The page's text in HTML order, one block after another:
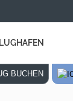
BUCHEN